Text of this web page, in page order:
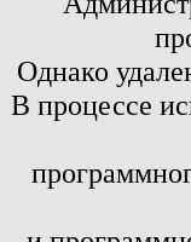
Однако
В процессе